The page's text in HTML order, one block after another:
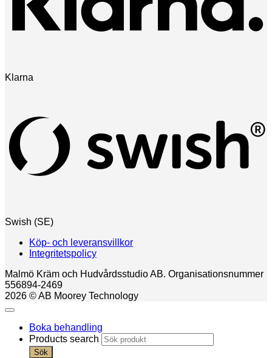
Klarna
Swish (SE)
Köp- och leveransvillkor
Integritetspolicy
Malmö Kräm och Hudvårdsstudio AB. Organisationsnummer
556894-2469
2026 © AB Moorey Technology
Boka behandling
Products search
Sök